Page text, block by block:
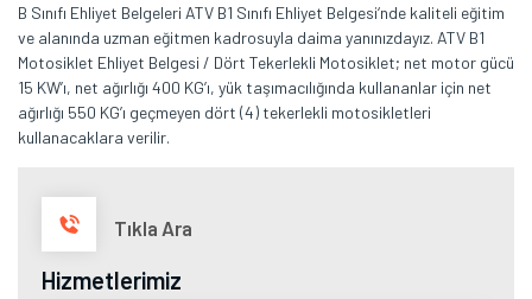
B Sınıfı Ehliyet Belgeleri ATV B1 Sınıfı Ehliyet Belgesi‘nde kaliteli eğitim
ve alanında uzman eğitmen kadrosuyla daima yanınızdayız. ATV B1
Motosiklet Ehliyet Belgesi / Dört Tekerlekli Motosiklet; net motor gücü
15 KW’ı, net ağırlığı 400 KG’ı, yük taşımacılığında kullananlar için net
ağırlığı 550 KG’ı geçmeyen dört (4) tekerlekli motosikletleri
kullanacaklara verilir.
Tıkla Ara
Hizmetlerimiz